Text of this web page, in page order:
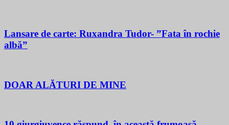
Lansare de carte: Ruxandra Tudor- ”Fata în rochie
albă”
DOAR ALĂTURI DE MINE